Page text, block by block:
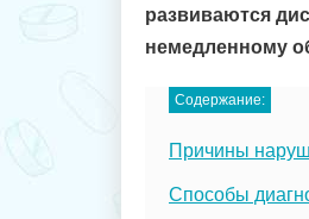
развиваются
немедленному
Содержание:
Причины
Способы